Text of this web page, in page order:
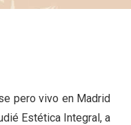
pero vivo en Madrid
Estética Integral, a